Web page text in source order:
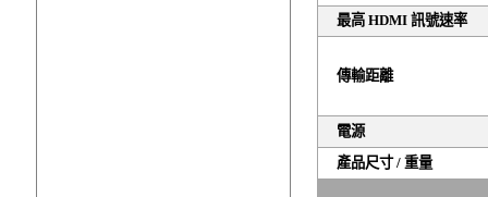
最高 HDMI 訊號速率
傳輸距離
電源
產品尺寸/重量